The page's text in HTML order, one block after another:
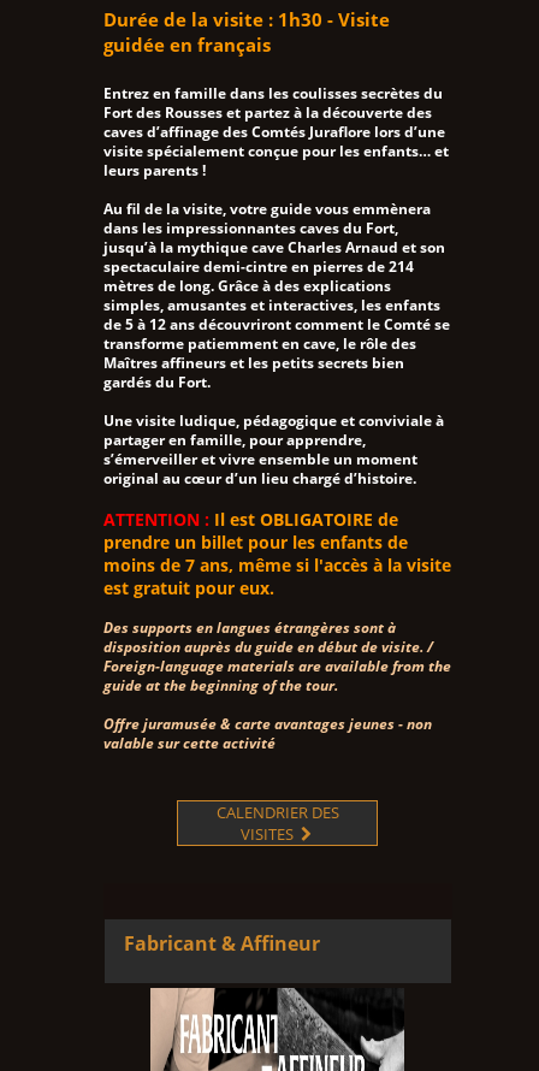
Durée de la visite : 1h30 - Visite
guidée en français
Entrez en famille dans les coulisses secrètes du
Fort des Rousses et partez à la découverte des
caves d’affinage des Comtés Juraflore lors d’une
visite spécialement conçue pour les enfants… et
leurs parents !
Au fil de la visite, votre guide vous emmènera
dans les impressionnantes caves du Fort,
jusqu’à la mythique cave Charles Arnaud et son
spectaculaire demi-cintre en pierres de 214
mètres de long. Grâce à des explications
simples, amusantes et interactives, les enfants
de 5 à 12 ans découvriront comment le Comté se
transforme patiemment en cave, le rôle des
Maîtres affineurs et les petits secrets bien
gardés du Fort.
Une visite ludique, pédagogique et conviviale à
partager en famille, pour apprendre,
s’émerveiller et vivre ensemble un moment
original au cœur d’un lieu chargé d’histoire.
ATTENTION : Il est OBLIGATOIRE de
prendre un billet pour les enfants de
moins de 7 ans, même si l'accès à la visite
est gratuit pour eux.
Des supports en langues étrangères sont à
disposition auprès du guide en début de visite. /
Foreign-language materials are available from the
guide at the beginning of the tour.
Offre juramusée & carte avantages jeunes - non
valable sur cette activité
CALENDRIER DES
VISITES 
Fabricant & Affineur